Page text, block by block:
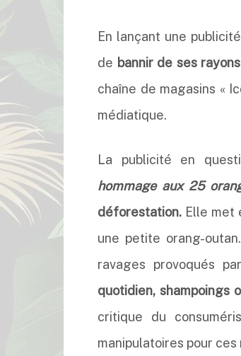
En lançant une
de bannir de ses
chaîne de magasins «
médiatique.
La publicité en
hommage aux 25
déforestation. Elle met
une petite orang-
ravages provoqués
quotidien, shampoings
critique du
manipulatoires pour ces